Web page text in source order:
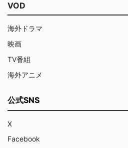
VOD
海外ドラマ
映画
TV番組
海外アニメ
公式SNS
X
Facebook